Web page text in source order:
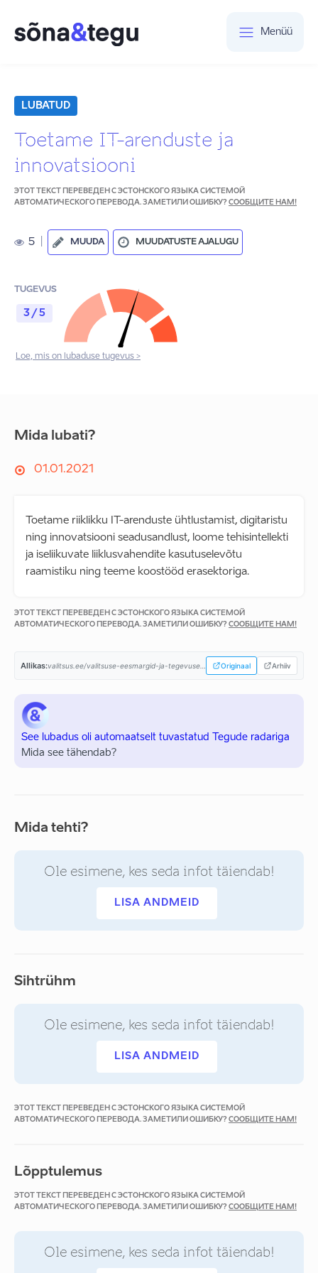
Menüü
LUBATUD
Toetame IT-arenduste ja
innovatsiooni
ЭТОТ ТЕКСТ ПЕРЕВЕДЕН С ЭСТОНСКОГО ЯЗЫКА СИСТЕМОЙ
АВТОМАТИЧЕСКОГО ПЕРЕВОДА. ЗАМЕТИЛИ ОШИБКУ? СООБЩИТЕ НАМ!
5 MUUDA MUUDATUSTE AJALUGU
TUGEVUS
3 / 5
Loe, mis on lubaduse tugevus >
Mida lubati?
01.01.2021
Toetame riiklikku IT-arenduste ühtlustamist, digitaristu
ning innovatsiooni seadusandlust, loome tehisintellekti
ja iseliikuvate liiklusvahendite kasutuselevõtu
raamistiku ning teeme koostööd erasektoriga.
ЭТОТ ТЕКСТ ПЕРЕВЕДЕН С ЭСТОНСКОГО ЯЗЫКА СИСТЕМОЙ
АВТОМАТИЧЕСКОГО ПЕРЕВОДА. ЗАМЕТИЛИ ОШИБКУ? СООБЩИТЕ НАМ!
Allikas: Originaal Arhiiv
See lubadus oli automaatselt tuvastatud Tegude radariga
Mida see tähendab?
Mida tehti?
Ole esimene, kes seda infot täiendab!
LISA ANDMEID
Sihtrühm
Ole esimene, kes seda infot täiendab!
LISA ANDMEID
ЭТОТ ТЕКСТ ПЕРЕВЕДЕН С ЭСТОНСКОГО ЯЗЫКА СИСТЕМОЙ
АВТОМАТИЧЕСКОГО ПЕРЕВОДА. ЗАМЕТИЛИ ОШИБКУ? СООБЩИТЕ НАМ!
Lõpptulemus
ЭТОТ ТЕКСТ ПЕРЕВЕДЕН С ЭСТОНСКОГО ЯЗЫКА СИСТЕМОЙ
АВТОМАТИЧЕСКОГО ПЕРЕВОДА. ЗАМЕТИЛИ ОШИБКУ? СООБЩИТЕ НАМ!
Ole esimene, kes seda infot täiendab!